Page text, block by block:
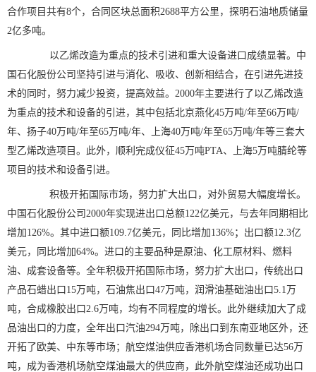
合作项目共有8个，合同区块总面积2688平方公里，探明石油地质储量
2亿多吨。
以乙烯改造为重点的技术引进和重大设备进口成绩显著。中
国石化股份公司坚持引进与消化、吸收、创新相结合，在引进先进技
术的同时，努力减少投资，提高效益。2000年主要进行了以乙烯改造
为重点的技术和设备的引进，其中包括北京燕化45万吨/年至66万吨/
年、扬子40万吨/年至65万吨/年、上海40万吨/年至65万吨/年等三套大
型乙烯改造项目。此外，顺利完成仪征45万吨PTA、上海5万吨腈纶等
项目的技术和设备引进。
积极开拓国际市场，努力扩大出口，对外贸易大幅度增长。
中国石化股份公司2000年实现进出口总额122亿美元，与去年同期相比
增加126%。其中进口额109.7亿美元，同比增加136%；出口额12.3亿
美元，同比增加64%。进口的主要品种是原油、化工原材料、燃料
油、成套设备等。全年积极开拓国际市场，努力扩大出口，传统出口
产品石蜡出口15万吨，石油焦出口47万吨，润滑油基础油出口5.1万
吨，合成橡胶出口2.6万吨，均有不同程度的增长。此外继续加大了成
品油出口的力度，全年出口汽油294万吨，除出口到东南亚地区外，还
开拓了欧美、中东等市场；航空煤油供应香港机场合同数量已达56万
吨，成为香港机场航空煤油最大的供应商，此外航空煤油还成功出口